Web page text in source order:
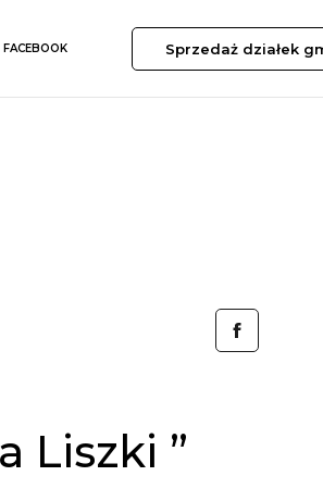
FACEBOOK Sprzedaż działek
Liszki ”